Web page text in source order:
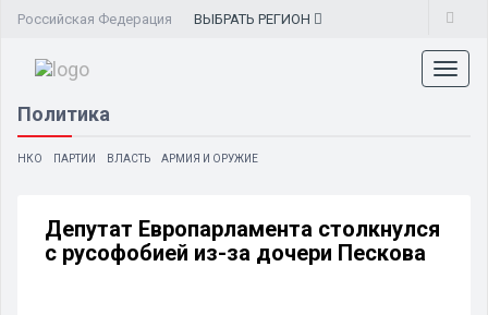
Российская Федерация ВЫБРАТЬ РЕГИОН
Политика
НКО ПАРТИИ ВЛАСТЬ АРМИЯ И ОРУЖИЕ
Депутат Европарламента столкнулся
с русофобией из-за дочери Пескова